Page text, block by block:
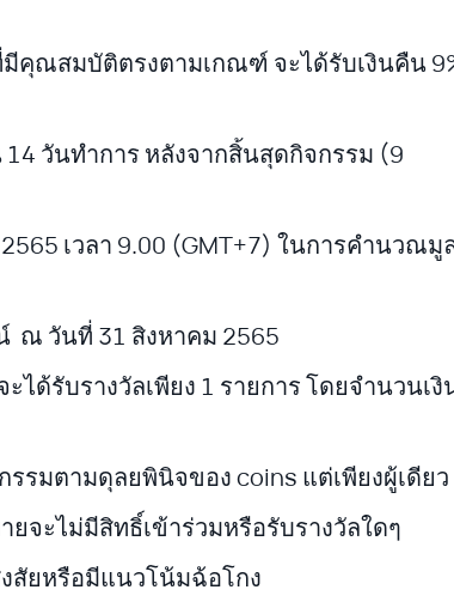
คุณสมบัติตรงตามเกณฑ์ จะได้รับเงินคืน
วันทำการ หลังจากสิ้นสุดกิจกรรม (9
เวลา 9.00 (GMT+7) ในการคำนวณมู
ณ วันที่ 31 สิงหาคม 2565
ด้รับรางวัลเพียง 1 รายการ โดยจำนวนเงิ
รมตามดุลยพินิจของ coins แต่เพียงผู้เดียว
ะไม่มีสิทธิ์เข้าร่วมหรือรับรางวัลใดๆ
สัยหรือมีแนวโน้มฉ้อโกง